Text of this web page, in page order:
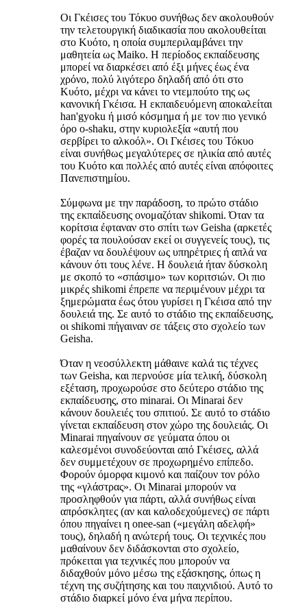
Οι Γκέισες του Τόκυο συνήθως δεν ακολουθούν
την τελετουργική διαδικασία που ακολουθείται
στο Κυότο, η οποία συμπεριλαμβάνει την
μαθητεία ως Maiko. Η περίοδος εκπαίδευσης
μπορεί να διαρκέσει από έξι μήνες έως ένα
χρόνο, πολύ λιγότερο δηλαδή από ότι στο
Κυότο, μέχρι να κάνει το ντεμπούτο της ως
κανονική Γκέισα. Η εκπαιδευόμενη αποκαλείται
han'gyoku ή μισό κόσμημα ή με τον πιο γενικό
όρο o-shaku, στην κυριολεξία «αυτή που
σερβίρει το αλκοόλ». Οι Γκέισες του Τόκυο
είναι συνήθως μεγαλύτερες σε ηλικία από αυτές
του Κυότο και πολλές από αυτές είναι απόφοιτες
Πανεπιστημίου.
Σύμφωνα με την παράδοση, το πρώτο στάδιο
της εκπαίδευσης ονομαζόταν shikomi. Όταν τα
κορίτσια έφταναν στο σπίτι των Geisha (αρκετές
φορές τα πουλούσαν εκεί οι συγγενείς τους), τις
έβαζαν να δουλέψουν ως υπηρέτριες ή απλά να
κάνουν ότι τους λένε. Η δουλειά ήταν δύσκολη
με σκοπό το «σπάσιμο» των κοριτσιών. Οι πιο
μικρές shikomi έπρεπε να περιμένουν μέχρι τα
ξημερώματα έως ότου γυρίσει η Γκέισα από την
δουλειά της. Σε αυτό το στάδιο της εκπαίδευσης,
οι shikomi πήγαιναν σε τάξεις στο σχολείο των
Geisha.
Όταν η νεοσύλλεκτη μάθαινε καλά τις τέχνες
των Geisha, και περνούσε μία τελική, δύσκολη
εξέταση, προχωρούσε στο δεύτερο στάδιο της
εκπαίδευσης, στο minarai. Οι Μinarai δεν
κάνουν δουλειές του σπιτιού. Σε αυτό το στάδιο
γίνεται εκπαίδευση στον χώρο της δουλειάς. Οι
Μinarai πηγαίνουν σε γεύματα όπου οι
καλεσμένοι συνοδεύονται από Γκέισες, αλλά
δεν συμμετέχουν σε προχωρημένο επίπεδο.
Φορούν όμορφα κιμονό και παίζουν τον ρόλο
της «γλάστρας». Οι Minarai μπορούν να
προσληφθούν για πάρτι, αλλά συνήθως είναι
απρόσκλητες (αν και καλοδεχούμενες) σε πάρτι
όπου πηγαίνει η onee-san («μεγάλη αδελφή»
τους), δηλαδή η ανώτερή τους. Οι τεχνικές που
μαθαίνουν δεν διδάσκονται στο σχολείο,
πρόκειται για τεχνικές που μπορούν να
διδαχθούν μόνο μέσω της εξάσκησης, όπως η
τέχνη της συζήτησης και του παιχνιδιού. Αυτό το
στάδιο διαρκεί μόνο ένα μήνα περίπου.